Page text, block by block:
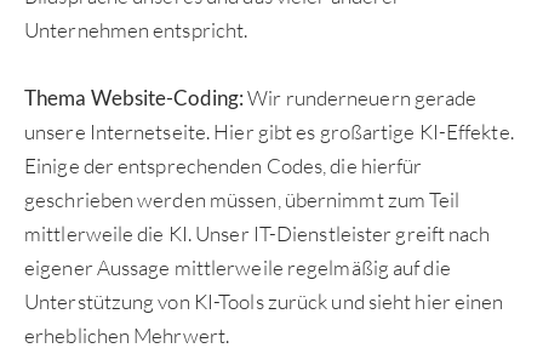
Unternehmen entspricht.
Thema Website-Coding:Wir runderneuern gerade
unsere Internetseite. Hier gibt es großartige KI-Effekte.
Einige der entsprechenden Codes, die hierfür
geschrieben werden müssen, übernimmt zum Teil
mittlerweile die KI. Unser IT-Dienstleister greift nach
eigener Aussage mittlerweile regelmäßig auf die
Unterstützung von KI-Tools zurück und sieht hier einen
erheblichen Mehrwert.